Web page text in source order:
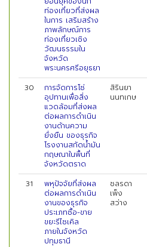
ท่องเที่ยวที่ส่งผล
ในการ เสริมสร้าง
ภาพลักษณ์การ
ท่องเที่ยวเชิง
วัฒนธรรมใน
จังหวัด
พระนครศรีอยุธยา
30
การจัดการโซ่
อุปทานเพื่อสิ่ง
แวดล้อมที่ส่งผล
ต่อผลการดำเนิน
งานด้านความ
ยั่งยืน ของธุรกิจ
โรงงานสกัดน้ำมัน
กฤษณาในพื้นที่
จังหวัดตราด
สิรินยา
นนทเกษ
31
พหุปัจจัยที่ส่งผล
ต่อผลการดำเนิน
งานของธุรกิจ
ประเภทซื้อ-ขาย
ขยะรีไซเคิล
ภายในจังหวัด
ปทุมธานี
ชลรดา
เพ็ง
สว่าง